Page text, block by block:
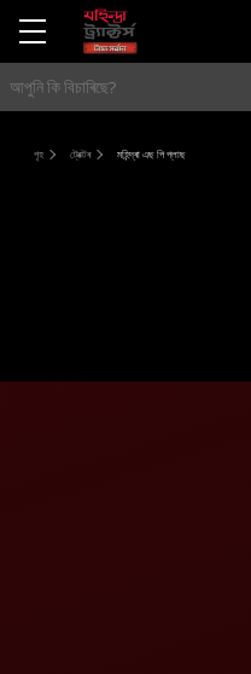
গৃহ ট্ৰেক্টৰ মহিন্দ্ৰা এছ পি প্লাছ